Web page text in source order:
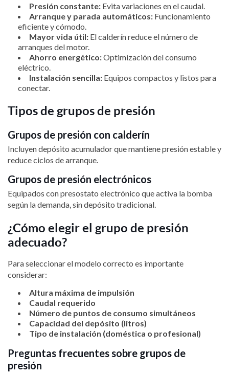
Presión constante: Evita variaciones en el caudal.
Arranque y parada automáticos: Funcionamiento
eficiente y cómodo.
Mayor vida útil: El calderín reduce el número de
arranques del motor.
Ahorro energético:Optimización del consumo
eléctrico.
Instalación sencilla: Equipos compactos y listos para
conectar.
Tipos de grupos de presión
Grupos de presión con calderín
Incluyen depósito acumulador que mantiene presión estable y
reduce ciclos de arranque.
Grupos de presión electrónicos
Equipados con presostato electrónico que activa la bomba
según la demanda, sin depósito tradicional.
¿Cómo elegir el grupo de presión
adecuado?
Para seleccionar el modelo correcto es importante
considerar:
Altura máxima de impulsión
Caudal requerido
Número de puntos de consumo simultáneos
Capacidad del depósito (litros)
Tipo de instalación (doméstica o profesional)
Preguntas frecuentes sobre grupos de
presión